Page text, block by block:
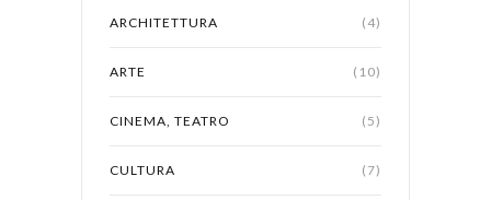
ARCHITETTURA (4)
ARTE (10)
CINEMA, TEATRO (5)
CULTURA (7)